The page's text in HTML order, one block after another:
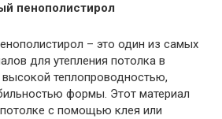
пенополистирол
– это один из самых
для утепления потолка в
теплопроводностью,
формы. Этот материал
с помощью клея или